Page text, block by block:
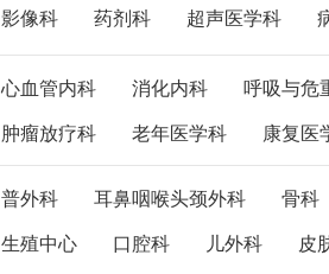
影像科 药剂科 超声医学科
心血管内科 消化内科 呼吸与危
肿瘤放疗科
老年医学科 康复医
普外科 耳鼻咽喉头颈外科 骨科
生殖中心
口腔科 儿外科 皮